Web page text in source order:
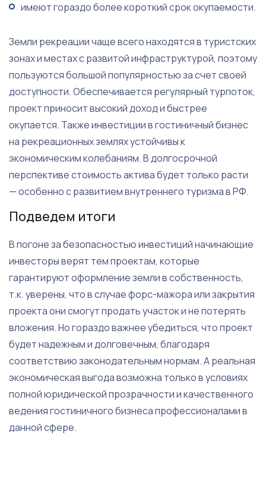
имеют гораздо более короткий срок окупаемости.
Земли рекреации чаще всего находятся в туристских
зонах и местах с развитой инфраструктурой, поэтому
пользуются большой популярностью за счет своей
доступности. Обеспечивается регулярный турпоток,
проект приносит высокий доход и быстрее
окупается. Также инвестиции в гостиничный бизнес
на рекреационных землях устойчивы к
экономическим колебаниям. В долгосрочной
перспективе стоимость актива будет только расти
— особенно с развитием внутреннего туризма в РФ.
Подведем итоги
В погоне за безопасностью инвестиций начинающие
инвесторы верят тем проектам, которые
гарантируют оформление земли в собственность,
т.к. уверены, что в случае форс-мажора или закрытия
проекта они смогут продать участок и не потерять
вложения. Но гораздо важнее убедиться, что проект
будет надежным и долговечным, благодаря
соответствию законодательным нормам. А реальная
экономическая выгода возможна только в условиях
полной юридической прозрачности и качественного
ведения гостиничного бизнеса профессионалами в
данной сфере.